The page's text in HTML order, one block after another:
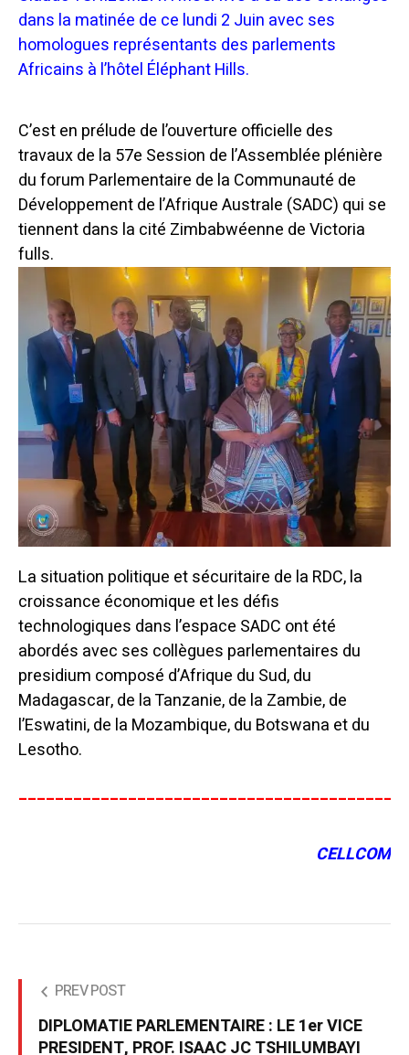
dans la matinée de ce lundi 2 Juin avec ses
homologues représentants des parlements
Africains à l’hôtel Éléphant Hills.
C’est en prélude de l’ouverture officielle des
travaux de la 57e Session de l’Assemblée plénière
du forum Parlementaire de la Communauté de
Développement de l’Afrique Australe (SADC) qui se
tiennent dans la cité Zimbabwéenne de Victoria
fulls.
La situation politique et sécuritaire de la RDC, la
croissance économique et les défis
technologiques dans l’espace SADC ont été
abordés avec ses collègues parlementaires du
presidium composé d’Afrique du Sud, du
Madagascar, de la Tanzanie, de la Zambie, de
l’Eswatini, de la Mozambique, du Botswana et du
Lesotho.
CELLCOM
PREV POST
DIPLOMATIE PARLEMENTAIRE : LE 1er VICE
PRESIDENT, PROF. ISAAC JC TSHILUMBAYI